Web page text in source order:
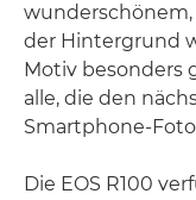
der Hintergrund
Motiv besonders
alle, die den
Smartphone-
Die EOS R100